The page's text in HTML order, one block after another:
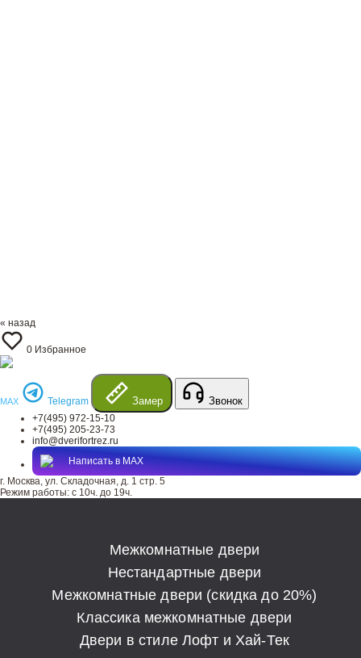
« назад
0 Избранное
MAX Telegram Замер Звонок
+7(495) 972-15-10
+7(495) 205-23-73
info@dverifortrez.ru
Написать в MAX
г. Москва, ул. Складочная, д. 1 стр. 5
Режим работы: с 10ч. до 19ч.
Межкомнатные двери
Нестандартные двери
Межкомнатные двери (скидка до 20%)
Классика межкомнатные двери
Двери в стиле Лофт и Хай-Тек